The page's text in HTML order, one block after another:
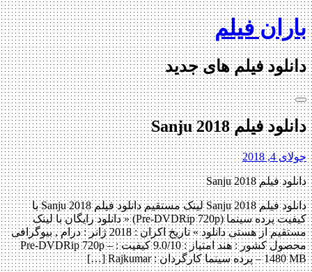
Skip
to
content
باران فیلم
دانلود فیلم های جدید
دانلود فیلم Sanju 2018
جولای 4, 2018
دانلود فیلم Sanju 2018
دانلود فیلم Sanju 2018 لینک مستقیم دانلود فیلم Sanju 2018 با
کیفیت پرده سینما (Pre-DVDRip 720p) « دانلود رایگان با لینک
مستقیم از هستی دانلود » تاریخ اکران : 2018 ژانر : درام , بیوگرافی
محصول کشور : هند امتیاز : 9.0/10 کیفیت : Pre-DVDRip 720p –
1480 MB – پرده سینما کارگردان : Rajkumar […]